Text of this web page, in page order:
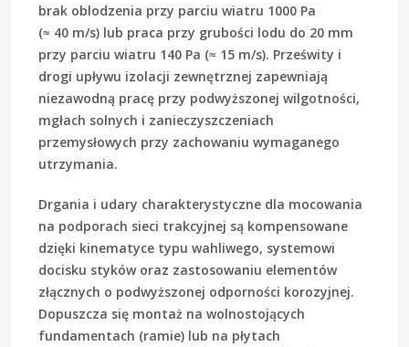
brak oblodzenia przy parciu wiatru 1000 Pa
(≈ 40 m/s) lub praca przy grubości lodu do 20 mm
przy parciu wiatru 140 Pa (≈ 15 m/s). Prześwity i
drogi upływu izolacji zewnętrznej zapewniają
niezawodną pracę przy podwyższonej wilgotności,
mgłach solnych i zanieczyszczeniach
przemysłowych przy zachowaniu wymaganego
utrzymania.
Drgania i udary charakterystyczne dla mocowania
na podporach sieci trakcyjnej są kompensowane
dzięki kinematyce typu wahliwego, systemowi
docisku styków oraz zastosowaniu elementów
złącznych o podwyższonej odporności korozyjnej.
Dopuszcza się montaż na wolnostojących
fundamentach (ramie) lub na płytach